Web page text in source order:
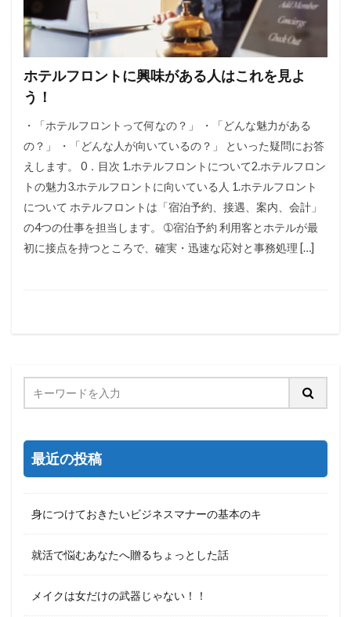
ホテルフロントに興味がある人はこれを見よ
う！
・「ホテルフロントって何なの？」 ・「どんな魅力がある
の？」 ・「どんな人が向いているの？」 といった疑問にお答
えします。 0．目次 1.ホテルフロントについて2.ホテルフロン
トの魅力3.ホテルフロントに向いている人 1.ホテルフロント
について ホテルフロントは「宿泊予約、接遇、案内、会計」
の4つの仕事を担当します。 ➀宿泊予約 利用客とホテルが最
初に接点を持つところで、確実・迅速な応対と事務処理 […]
最近の投稿
身につけておきたいビジネスマナーの基本のキ
就活で悩むあなたへ贈るちょっとした話
メイクは女だけの武器じゃない！！